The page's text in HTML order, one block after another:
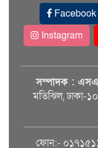
Facebook
Instagram
সম্পাদক :
মতিঝিল, ঢাকা-
ফোন:-